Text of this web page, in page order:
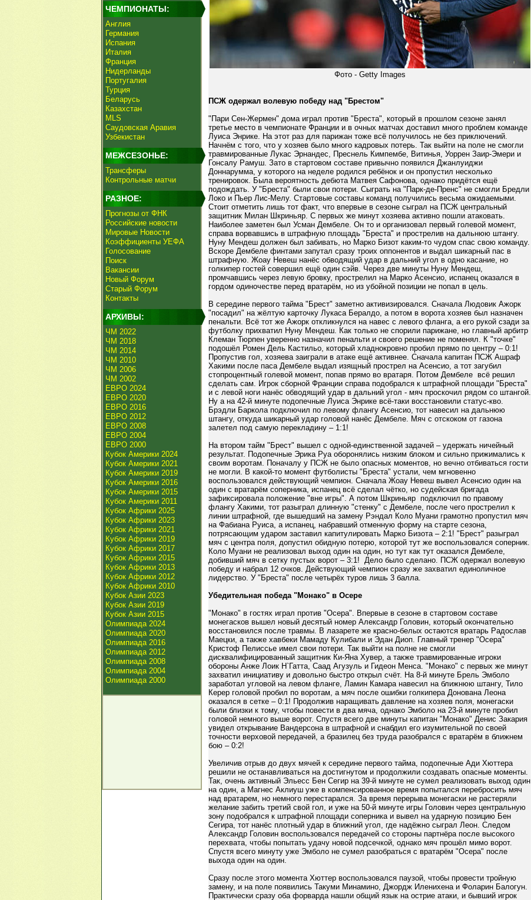
ЧЕМПИОНАТЫ:
Англия
Германия
Испания
Италия
Франция
Нидерланды
Португалия
Турция
Беларусь
Казахстан
MLS
Саудовская Аравия
Узбекистан
МЕЖСЕЗОНЬЕ:
Трансферы
Контрольные матчи
РАЗНОЕ:
Прогнозы от ФНК
Российские новости
Мировые Новости
Коэффициенты УЕФА
Голосование
Поиск
Вакансии
Новый Форум
Старый Форум
Контакты
АРХИВЫ:
ЧМ 2022
ЧМ 2018
ЧМ 2014
ЧМ 2010
ЧМ 2006
ЧМ 2002
ЕВРО 2024
ЕВРО 2020
ЕВРО 2016
ЕВРО 2012
ЕВРО 2008
ЕВРО 2004
ЕВРО 2000
Кубок Америки 2024
Кубок Америки 2021
Кубок Америки 2019
Кубок Америки 2016
Кубок Америки 2015
Кубок Америки 2011
Кубок Африки 2025
Кубок Африки 2023
Кубок Африки 2021
Кубок Африки 2019
Кубок Африки 2017
Кубок Африки 2015
Кубок Африки 2013
Кубок Африки 2012
Кубок Африки 2010
Кубок Азии 2023
Кубок Азии 2019
Кубок Азии 2015
Олимпиада 2024
Олимпиада 2020
Олимпиада 2016
Олимпиада 2012
Олимпиада 2008
Олимпиада 2004
Олимпиада 2000
Фото - Getty Images
ПСЖ одержал волевую победу над "Брестом"
"Пари Сен-Жермен" дома играл против "Бреста", который в прошлом сезоне занял
третье место в чемпионате Франции и в очных матчах доставил много проблем команде
Луиса Энрике. На этот раз для парижан тоже всё получилось не без приключений.
Начнём с того, что у хозяев было много кадровых потерь. Так выйти на поле не смогли
травмированные Лукас Эрнандес, Преснель Кимпембе, Витинья, Уоррен Заир-Эмери и
Гонсалу Рамуш. Зато в стартовом составе привычно появился Джанлуиджи
Доннарумма, у которого на неделе родился ребёнок и он пропустил несколько
тренировок. Была вероятность дебюта Матвея Сафонова, однако придётся ещё
подождать. У "Бреста" были свои потери. Сыграть на "Парк-де-Пренс" не смогли Бредли
Локо и Пьер Лис-Мелу. Стартовые составы команд получились весьма ожидаемыми.
Стоит отметить лишь тот факт, что впервые в сезоне сыграл на ПСЖ центральный
защитник Милан Шкриньяр. С первых же минут хозяева активно пошли атаковать.
Наиболее заметен был Усман Дембеле. Он то и организовал первый голевой момент,
справа ворвавшись в штрафную площадь "Бреста" и прострелив на дальнюю штангу.
Нуну Мендеш должен был забивать, но Марко Бизот каким-то чудом спас свою команду.
Вскоре Дембеле финтами запутал сразу троих оппонентов и выдал шикарный пас в
штрафную. Жоау Невеш нанёс обводящий удар в дальний угол в одно касание, но
голкипер гостей совершил ещё один сэйв. Через две минуты Нуну Мендеш,
промчавшись через левую бровку, прострелил на Марко Асенсио, испанец оказался в
гордом одиночестве перед вратарём, но из убойной позиции не попал в цель.
В середине первого тайма "Брест" заметно активизировался. Сначала Людовик Ажорк
"посадил" на жёлтую карточку Лукаса Бералдо, а потом в ворота хозяев был назначен
пенальти. Всё тот же Ажорк откликнулся на навес с левого фланга, а его рукой сзади за
футболку прихватил Нуну Мендеш. Как только не спорили парижане, но главный арбитр
Клеман Тюрпен уверенно назначил пенальти и своего решение не поменял. К "точке"
подошёл Ромен Дель Кастильо, который хладнокровно пробил прямо по центру – 0:1!
Пропустив гол, хозяева заиграли в атаке ещё активнее. Сначала капитан ПСЖ Ашраф
Хакими после паса Дембеле выдал изящный прострел на Асенсио, а тот загубил
стопроцентный голевой момент, попав прямо во вратаря. Потом Дембеле всё решил
сделать сам. Игрок сборной Франции справа подобрался к штрафной площади "Бреста"
и с левой ноги нанёс обводящий удар в дальний угол - мяч проскочил рядом со штангой.
Ну а на 42-й минуте подопечные Луиса Энрике всё-таки восстановили статус-кво.
Брэдли Баркола подключил по левому флангу Асенсио, тот навесил на дальнюю
штангу, откуда шикарный удар головой нанёс Дембеле. Мяч с отскоком от газона
залетел под самую перекладину – 1:1!
На втором тайм "Брест" вышел с одной-единственной задачей – удержать ничейный
результат. Подопечные Эрика Руа оборонялись низким блоком и сильно прижимались к
своим воротам. Поначалу у ПСЖ не было опасных моментов, но вечно отбиваться гости
не могли. В какой-то момент футболисты "Бреста" устали, чем мгновенно
воспользовался действующий чемпион. Сначала Жоау Невеш вывел Асенсио один на
один с вратарём соперника, испанец всё сделал чётко, но судейская бригада
зафиксировала положение "вне игры". А потом Шкриньяр подключил по правому
флангу Хакими, тот разыграл длинную "стенку" с Дембеле, после чего прострелил к
линии штрафной, где вышедший на замену Рэндал Коло Муани грамотно пропустил мяч
на Фабиана Руиса, а испанец, набравший отменную форму на старте сезона,
потрясающим ударом заставил капитулировать Марко Бизота – 2:1! "Брест" разыграл
мяч с центра поля, допустил обидную потерю, которой тут же воспользовался соперник.
Коло Муани не реализовал выход один на один, но тут как тут оказался Дембеле,
добивший мяч в сетку пустых ворот – 3:1! Дело было сделано. ПСЖ одержал волевую
победу и набрал 12 очков. Действующий чемпион сразу же захватил единоличное
лидерство. У "Бреста" после четырёх туров лишь 3 балла.
Убедительная победа "Монако" в Осере
"Монако" в гостях играл против "Осера". Впервые в сезоне в стартовом составе
монегасков вышел новый десятый номер Александр Головин, который окончательно
восстановился после травмы. В лазарете же красно-белых остаются вратарь Радослав
Маецки, а также хавбеки Мамаду Кулибали и Эдан Диоп. Главный тренер "Осера"
Кристоф Пелиссье имел свои потери. Так выйти на полне не смогли
дисквалифицированный защитник Ки-Яна Хувер, а также травмированные игроки
обороны Анже Лоик Н`Гатта, Саад Агузуль и Гидеон Менса. "Монако" с первых же минут
захватил инициативу и довольно быстро открыл счёт. На 8-й минуте Брель Эмболо
заработал угловой на левом фланге, Ламин Камара навесил на ближнюю штангу, Тило
Керер головой пробил по воротам, а мяч после ошибки голкипера Донована Леона
оказался в сетке – 0:1! Продолжив наращивать давление на хозяев поля, монегаски
были близки к тому, чтобы повести в два мяча, однако Эмболо на 23-й минуте пробил
головой немного выше ворот. Спустя всего две минуты капитан "Монако" Денис Закария
увидел открывание Вандерсона в штрафной и снабдил его изумительной по своей
точности верховой передачей, а бразилец без труда разобрался с вратарём в ближнем
бою – 0:2!
Увеличив отрыв до двух мячей к середине первого тайма, подопечные Ади Хюттера
решили не останавливаться на достигнутом и продолжили создавать опасные моменты.
Так, очень активный Эльесс Бен Сегир на 39-й минуте не сумел реализовать выход один
на один, а Магнес Аклиуш уже в компенсированное время попытался перебросить мяч
над вратарем, но немного перестарался. За время перерыва монегаски не растеряли
желание забить третий свой гол, и уже на 50-й минуте игры Головин через центральную
зону подобрался к штрафной площади соперника и вывел на ударную позицию Бен
Сегира, тот нанёс плотный удар в ближний угол, где надёжно сыграл Леон. Следом
Александр Головин воспользовался передачей со стороны партнёра после высокого
перехвата, чтобы попытать удачу новой подсечкой, однако мяч прошёл мимо ворот.
Спустя всего минуту уже Эмболо не сумел разобраться с вратарём "Осера" после
выхода один на один.
Сразу после этого момента Хюттер воспользовался паузой, чтобы провести тройную
замену, и на поле появились Такуми Минамино, Джордж Иленихена и Фоларин Балогун.
Практически сразу оба форварда нашли общий язык на острие атаки, и бывший игрок